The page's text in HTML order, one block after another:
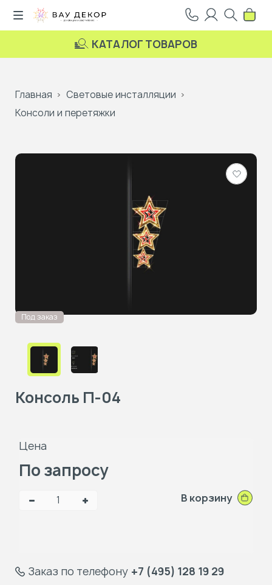
КАТАЛОГ ТОВАРОВ
Главная
Световые инсталляции
Консоли и перетяжки
в
Под заказ
Консоль П-04
Цена
По запросу
В корзину
Заказ по телефону +7 (495) 128 19 29